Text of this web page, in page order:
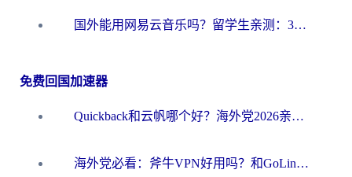
国外能用网易云音乐吗？留学生亲测：3步解决海外听歌难题
免费回国加速器
Quickback和云帆哪个好？海外党2026亲测指南：选对加速器大陆工具，无缝刷国内剧玩国服
海外党必看：斧牛VPN好用吗？和GoLinkVPN对比哪个回国效果更好？